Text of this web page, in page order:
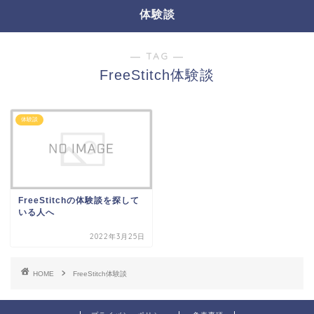
体験談
― TAG ―
FreeStitch体験談
体験談
FreeStitchの体験談を探して
いる人へ
2022年3月25日
HOME FreeStitch体験談